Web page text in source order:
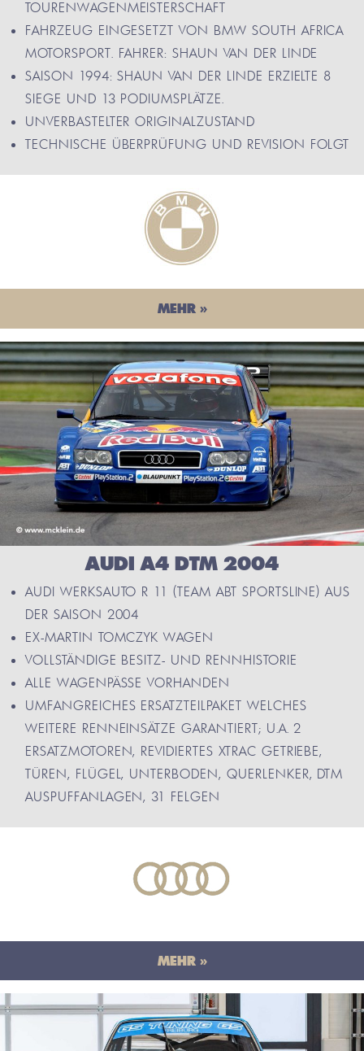
TOURENWAGENMEISTERSCHAFT
FAHRZEUG EINGESETZT VON BMW SOUTH AFRICA
MOTORSPORT. FAHRER: SHAUN VAN DER LINDE
SAISON 1994: SHAUN VAN DER LINDE ERZIELTE 8
SIEGE UND 13 PODIUMSPLÄTZE.
UNVERBASTELTER ORIGINALZUSTAND
TECHNISCHE ÜBERPRÜFUNG UND REVISION FOLGT
MEHR »
AUDI A4 DTM 2004
AUDI WERKSAUTO R 11 (TEAM ABT SPORTSLINE) AUS
DER SAISON 2004
EX-MARTIN TOMCZYK WAGEN
VOLLSTÄNDIGE BESITZ- UND RENNHISTORIE
ALLE WAGENPÄSSE VORHANDEN
UMFANGREICHES ERSATZTEILPAKET WELCHES
WEITERE RENNEINSÄTZE GARANTIERT; U.A. 2
ERSATZMOTOREN, REVIDIERTES XTRAC GETRIEBE,
TÜREN, FLÜGEL, UNTERBODEN, QUERLENKER, DTM
AUSPUFFANLAGEN, 31 FELGEN
MEHR »